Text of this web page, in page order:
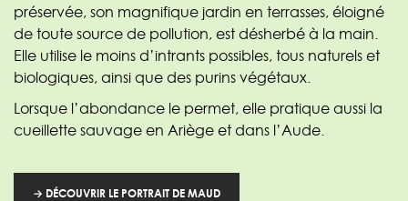
préservée, son magnifique jardin en terrasses, éloigné
de toute source de pollution, est désherbé à la main.
Elle utilise le moins d’intrants possibles, tous naturels et
biologiques, ainsi que des purins végétaux.
Lorsque l’abondance le permet, elle pratique aussi la
cueillette sauvage en Ariège et dans l’Aude.
→ DÉCOUVRIR LE PORTRAIT DE MAUD